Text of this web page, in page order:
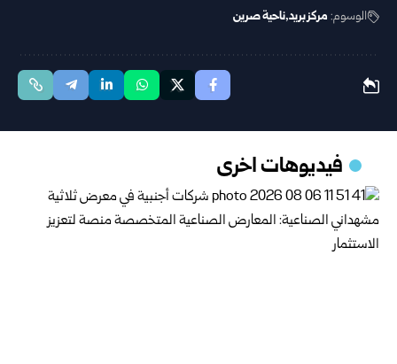
الوسوم: مركز بريد ناحية صرين
فيديوهات اخرى